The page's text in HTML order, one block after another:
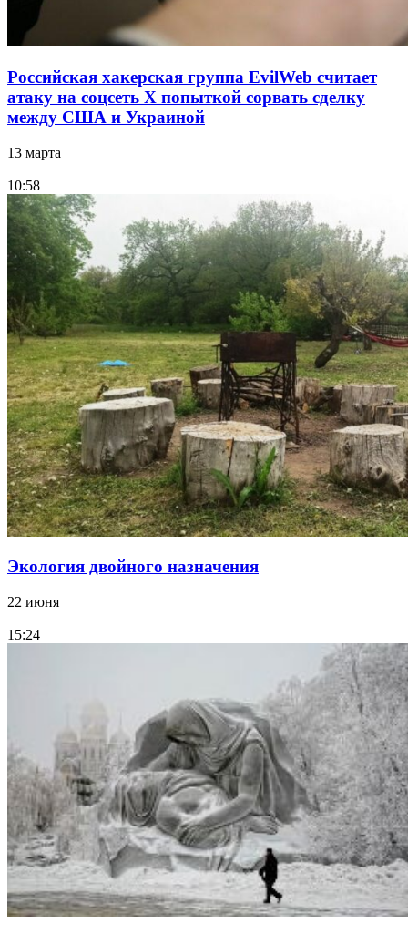
Российская хакерская группа EvilWeb считает
атаку на соцсеть Х попыткой сорвать сделку
между США и Украиной
13 марта
10:58
Экология двойного назначения
22 июня
15:24